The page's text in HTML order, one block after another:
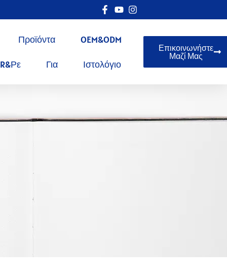
Προϊόντα OEM&ODM
R&ρε Για Ιστολόγιο
Επικοινωνήστε
Μαζί Μας